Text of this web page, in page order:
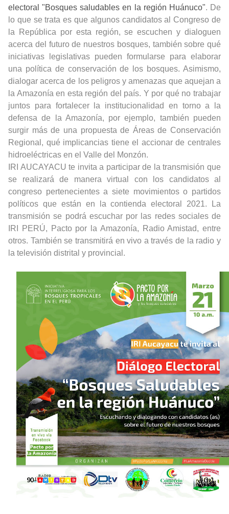
electoral "Bosques saludables en la región Huánuco". De
lo que se trata es que algunos candidatos al Congreso de
la República por esta región, se escuchen y dialoguen
acerca del futuro de nuestros bosques, también sobre qué
iniciativas legislativas pueden formularse para elaborar
una política de conservación de los bosques. Asimismo,
dialogar acerca de los peligros y amenazas que aquejan a
la Amazonía en esta región del país. Y por qué no trabajar
juntos para fortalecer la institucionalidad en torno a la
defensa de la Amazonía, por ejemplo, también pueden
surgir más de una propuesta de Áreas de Conservación
Regional, qué implicancias tiene el accionar de centrales
hidroeléctricas en el Valle del Monzón.
IRI AUCAYACU te invita a participar de la transmisión que
se realizará de manera virtual con los candidatos al
congreso pertenecientes a siete movimientos o partidos
políticos que están en la contienda electoral 2021. La
transmisión se podrá escuchar por las redes sociales de
IRI PERÚ, Pacto por la Amazonía, Radio Amistad, entre
otros. También se transmitirá en vivo a través de la radio y
la televisión distrital y provincial.